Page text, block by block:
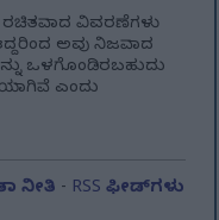
ರಚಿತವಾದ ವಿವರಣೆಗಳು
ಅವು ನಿಜವಾದ
ಒಳಗೊಂಡಿರಬಹುದು
ಎಂದು
ನೀತಿ - RSS ಫೀಡ್‌ಗಳು